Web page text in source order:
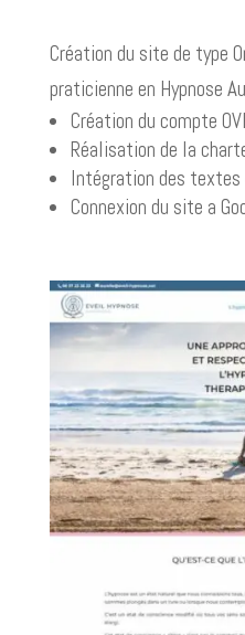
Création du site de type
praticienne en Hypnose
Création du compte
Réalisation de la
Intégration des
Connexion du site a